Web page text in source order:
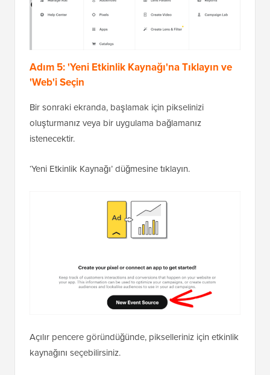
Adım 5: 'Yeni Etkinlik Kaynağı'na Tıklayın ve
'Web'i Seçin
Bir sonraki ekranda, başlamak için pikselinizi
oluşturmanız veya bir uygulama bağlamanız
istenecektir.
‘Yeni Etkinlik Kaynağı’ düğmesine tıklayın.
Açılır pencere göründüğünde, pikselleriniz için etkinlik
kaynağını seçebilirsiniz.